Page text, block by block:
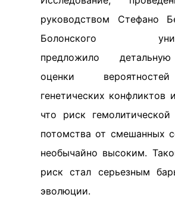
руководством Стефано
Болонского
предложило
оценки
генетических конфликтов
что риск
потомства от смешанных
необычайно высоким.
риск стал серьезным
эволюции.